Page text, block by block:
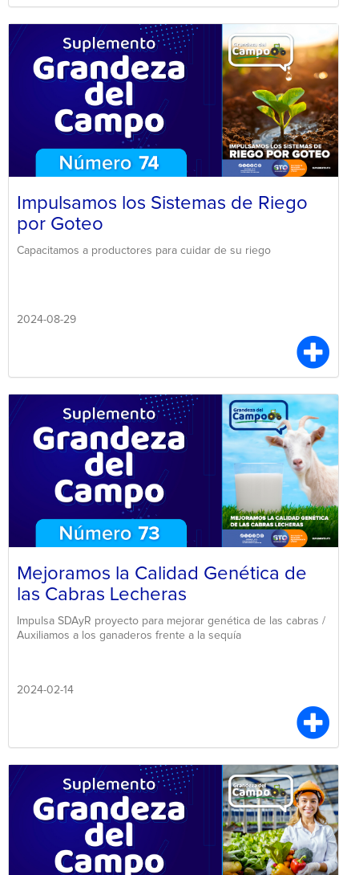
Impulsamos los Sistemas de Riego
por Goteo
Capacitamos a productores para cuidar de su riego
2024-08-29
Mejoramos la Calidad Genética de
las Cabras Lecheras
Impulsa SDAyR proyecto para mejorar genética de las cabras /
Auxiliamos a los ganaderos frente a la sequía
2024-02-14